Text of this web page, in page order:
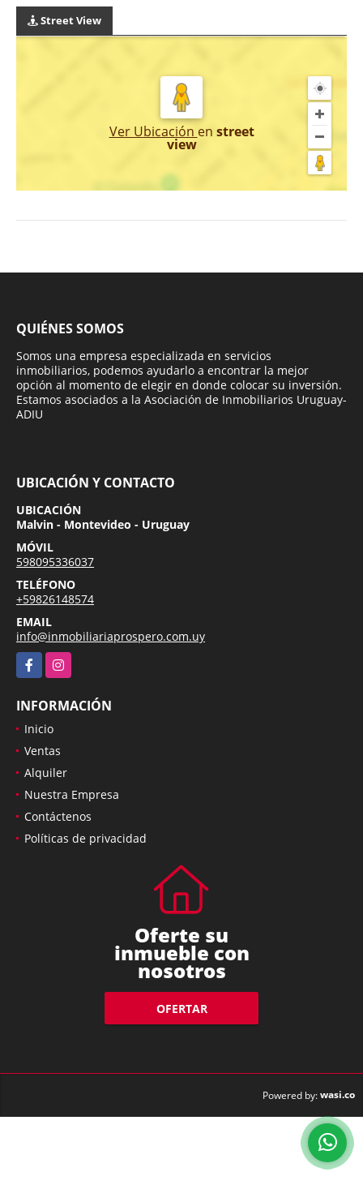
Street View
Ver Ubicación en street
view
QUIÉNES SOMOS
Somos una empresa especializada en servicios
inmobiliarios, podemos ayudarlo a encontrar la mejor
opción al momento de elegir en donde colocar su inversión.
Estamos asociados a la Asociación de Inmobiliarios Uruguay-
ADIU
UBICACIÓN Y CONTACTO
UBICACIÓN
Malvin - Montevideo - Uruguay
MÓVIL
598095336037
TELÉFONO
+59826148574
EMAIL
info@inmobiliariaprospero.com.uy
FacebookInstagram
INFORMACIÓN
Inicio
Ventas
Alquiler
Nuestra Empresa
Contáctenos
Políticas de privacidad
Oferte su
inmueble con
nosotros
OFERTAR
Powered by:wasi.co